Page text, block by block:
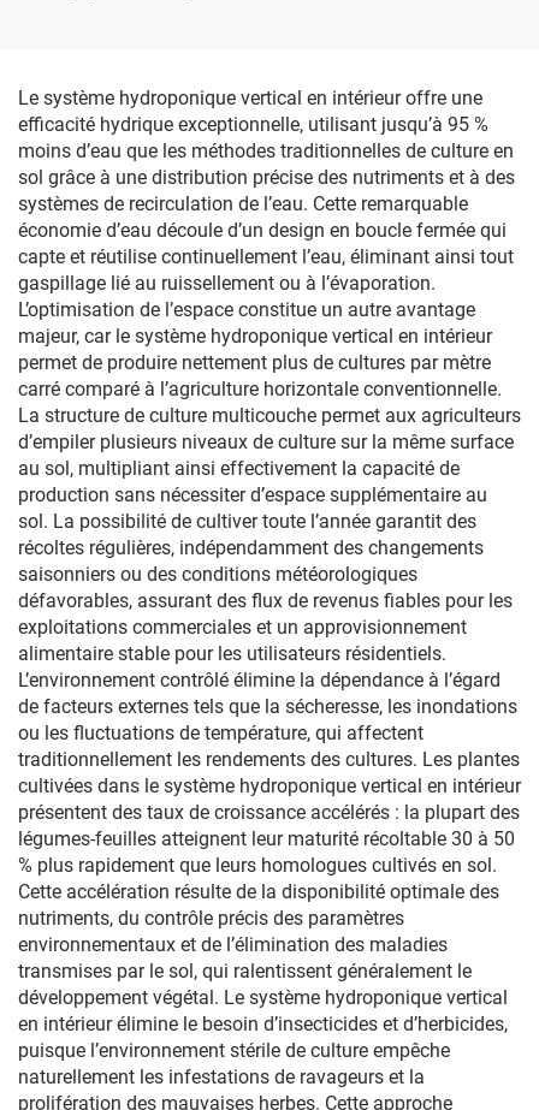
terre, fenêtre de récolte
pour tomates et légumes
Le système hydroponique vertical en intérieur offre une
efficacité hydrique exceptionnelle, utilisant jusqu’à 95 %
moins d’eau que les méthodes traditionnelles de culture en
sol grâce à une distribution précise des nutriments et à des
systèmes de recirculation de l’eau. Cette remarquable
économie d’eau découle d’un design en boucle fermée qui
capte et réutilise continuellement l’eau, éliminant ainsi tout
gaspillage lié au ruissellement ou à l’évaporation.
L’optimisation de l’espace constitue un autre avantage
majeur, car le système hydroponique vertical en intérieur
permet de produire nettement plus de cultures par mètre
carré comparé à l’agriculture horizontale conventionnelle.
La structure de culture multicouche permet aux agriculteurs
d’empiler plusieurs niveaux de culture sur la même surface
au sol, multipliant ainsi effectivement la capacité de
production sans nécessiter d’espace supplémentaire au
sol. La possibilité de cultiver toute l’année garantit des
récoltes régulières, indépendamment des changements
saisonniers ou des conditions météorologiques
défavorables, assurant des flux de revenus fiables pour les
exploitations commerciales et un approvisionnement
alimentaire stable pour les utilisateurs résidentiels.
L’environnement contrôlé élimine la dépendance à l’égard
de facteurs externes tels que la sécheresse, les inondations
ou les fluctuations de température, qui affectent
traditionnellement les rendements des cultures. Les plantes
cultivées dans le système hydroponique vertical en intérieur
présentent des taux de croissance accélérés : la plupart des
légumes-feuilles atteignent leur maturité récoltable 30 à 50
% plus rapidement que leurs homologues cultivés en sol.
Cette accélération résulte de la disponibilité optimale des
nutriments, du contrôle précis des paramètres
environnementaux et de l’élimination des maladies
transmises par le sol, qui ralentissent généralement le
développement végétal. Le système hydroponique vertical
en intérieur élimine le besoin d’insecticides et d’herbicides,
puisque l’environnement stérile de culture empêche
naturellement les infestations de ravageurs et la
prolifération des mauvaises herbes. Cette approche